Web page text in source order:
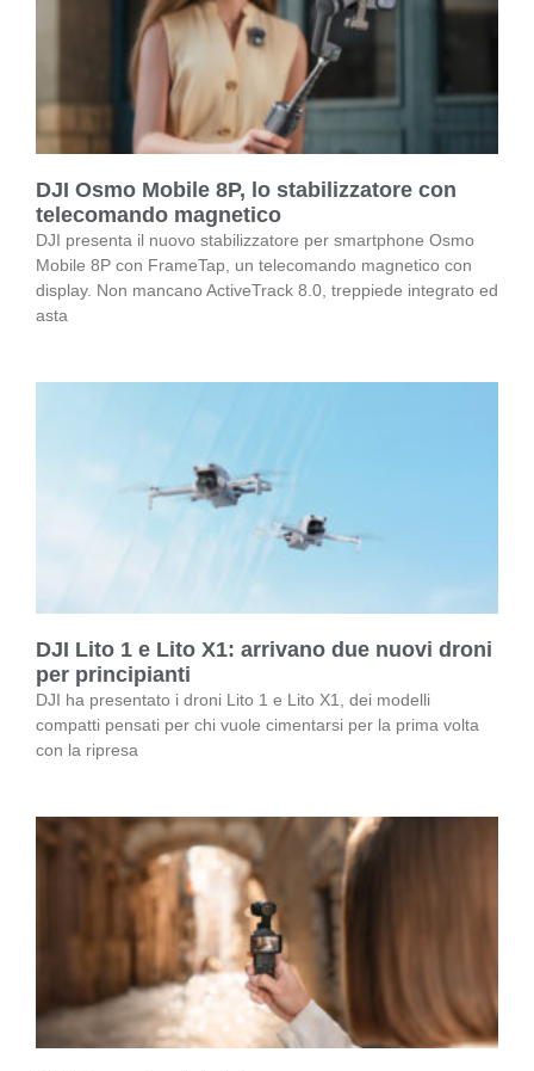
DJI Osmo Mobile 8P, lo stabilizzatore con
telecomando magnetico
DJI presenta il nuovo stabilizzatore per smartphone Osmo
Mobile 8P con FrameTap, un telecomando magnetico con
display. Non mancano ActiveTrack 8.0, treppiede integrato ed
asta
DJI Lito 1 e Lito X1: arrivano due nuovi droni
per principianti
DJI ha presentato i droni Lito 1 e Lito X1, dei modelli
compatti pensati per chi vuole cimentarsi per la prima volta
con la ripresa